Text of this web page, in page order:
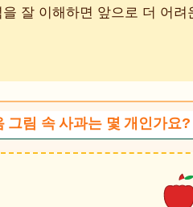
잘 이해하면 앞으로 더 어
그림 속 사과는 몇 개인가요?